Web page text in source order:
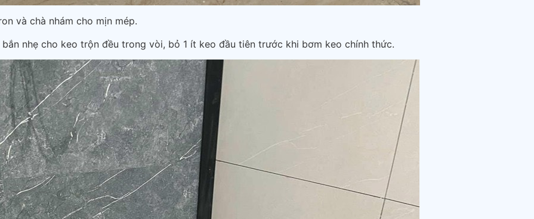
và chà nhám cho mịn mép.
nhẹ cho keo trộn đều trong vòi, bỏ 1 ít keo đầu tiên trước khi bơm keo chính thức.